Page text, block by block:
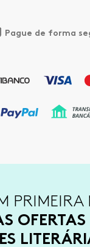
Pague de forma
OFERTAS